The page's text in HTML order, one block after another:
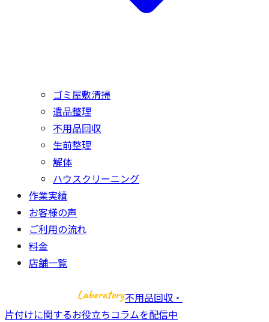
ゴミ屋敷清掃
遺品整理
不用品回収
生前整理
解体
ハウスクリーニング
作業実績
お客様の声
ご利用の流れ
料金
店舗一覧
不用品回収・
片付けに関するお役立ちコラムを配信中